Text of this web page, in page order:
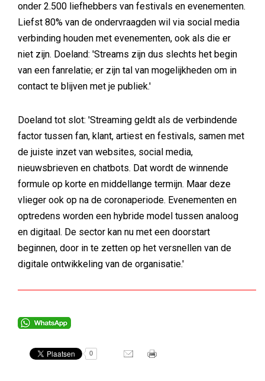
onder 2.500 liefhebbers van festivals en evenementen.
Liefst 80% van de ondervraagden wil via social media
verbinding houden met evenementen, ook als die er
niet zijn. Doeland: 'Streams zijn dus slechts het begin
van een fanrelatie; er zijn tal van mogelijkheden om in
contact te blijven met je publiek.'
Doeland tot slot: 'Streaming geldt als de verbindende
factor tussen fan, klant, artiest en festivals, samen met
de juiste inzet van websites, social media,
nieuwsbrieven en chatbots. Dat wordt de winnende
formule op korte en middellange termijn. Maar deze
vlieger ook op na de coronaperiode. Evenementen en
optredens worden een hybride model tussen analoog
en digitaal. De sector kan nu met een doorstart
beginnen, door in te zetten op het versnellen van de
digitale ontwikkeling van de organisatie.'
0